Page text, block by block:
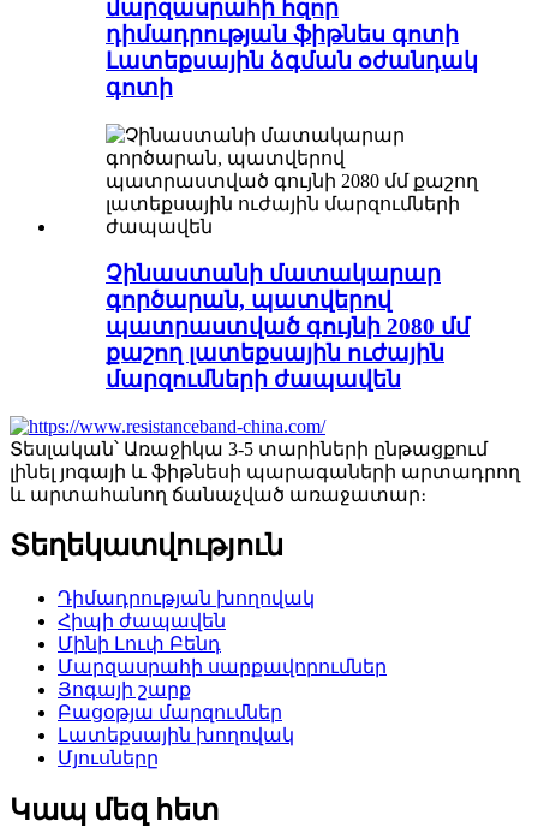
մարզասրահի հզոր
դիմադրության ֆիթնես գոտի
Լատեքսային ձգման օժանդակ
գոտի
Չինաստանի մատակարար
գործարան, պատվերով
պատրաստված գույնի 2080 մմ
քաշող լատեքսային ուժային
մարզումների ժապավեն
Տեսլական՝ Առաջիկա 3-5 տարիների ընթացքում
լինել յոգայի և ֆիթնեսի պարագաների արտադրող
և արտահանող ճանաչված առաջատար։
Տեղեկատվություն
Դիմադրության խողովակ
Հիպի ժապավեն
Մինի Լուփ Բենդ
Մարզասրահի սարքավորումներ
Յոգայի շարք
Բացօթյա մարզումներ
Լատեքսային խողովակ
Մյուսները
Կապ մեզ հետ